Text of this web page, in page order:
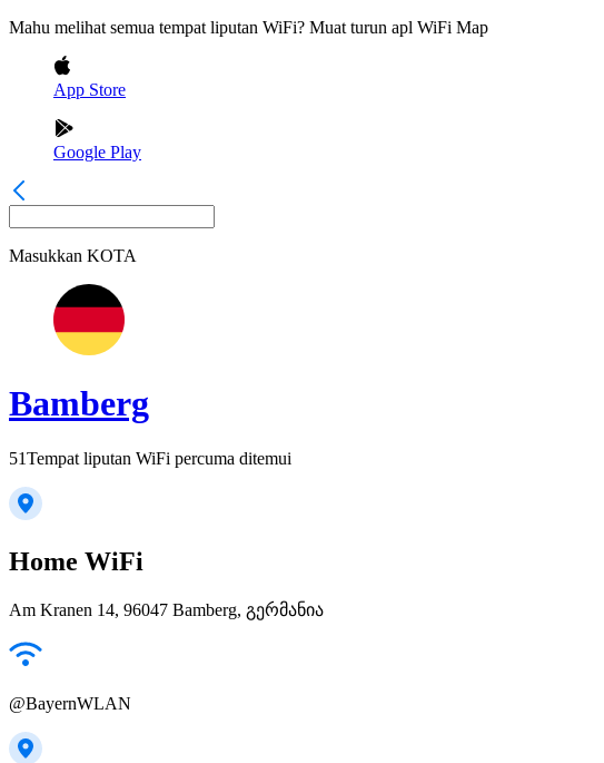
Mahu melihat semua tempat liputan WiFi? Muat turun apl WiFi Map
App Store
Google Play
Masukkan KOTA
Bamberg
51Tempat liputan WiFi percuma ditemui
Home WiFi
Am Kranen 14, 96047 Bamberg, გერმანია
@BayernWLAN